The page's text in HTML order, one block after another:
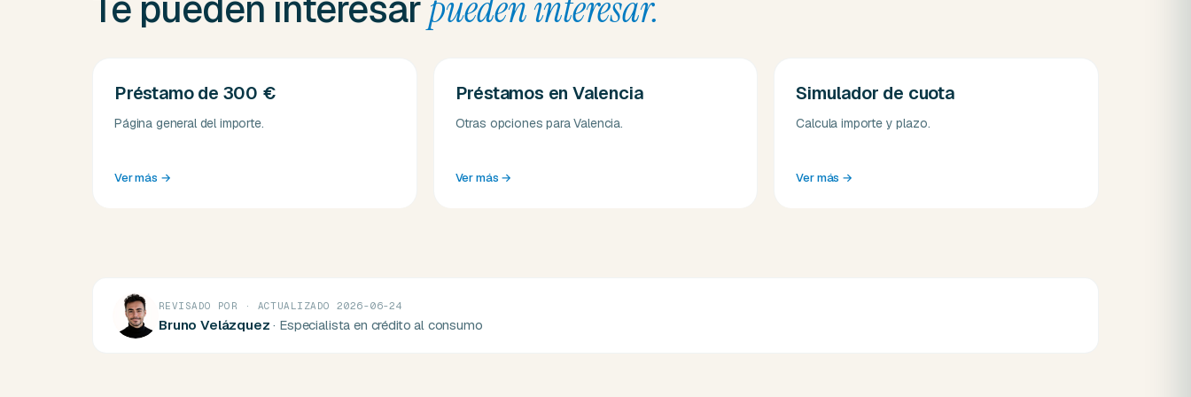
Préstamo de 300 €
Página general del importe.
Ver más →
Préstamos en Valencia
Otras opciones para Valencia.
Ver más →
Simulador de cuota
Calcula importe y plazo.
Ver más →
REVISADO POR · ACTUALIZADO 2026-06-24
Bruno Velázquez · Especialista en crédito al consumo